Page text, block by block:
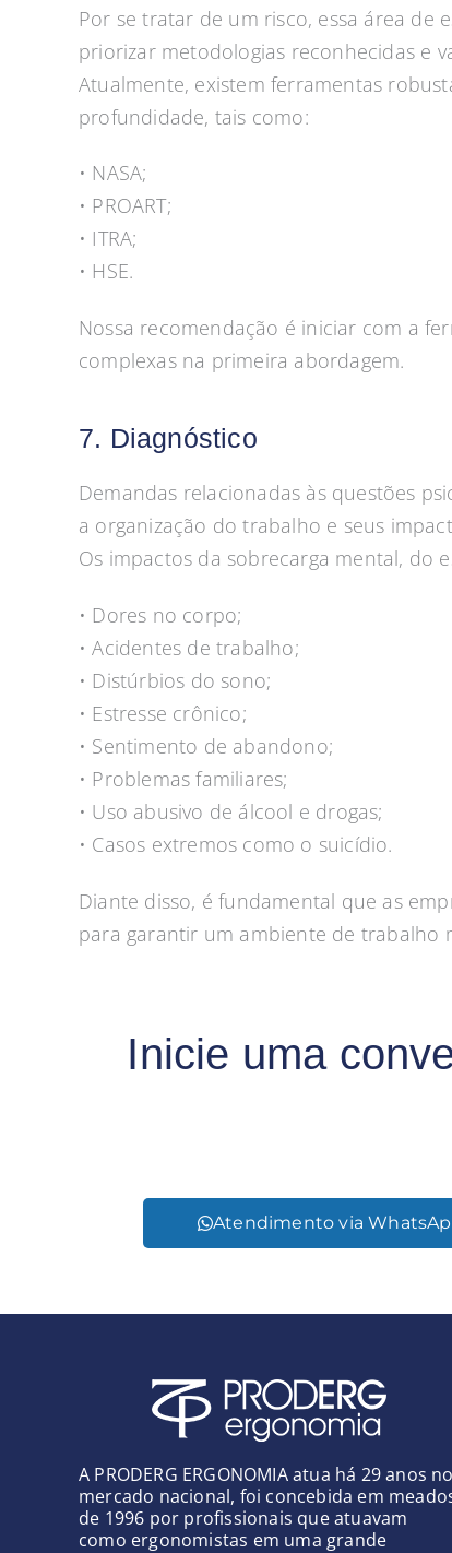
Por se tratar de um risco, essa área de
priorizar metodologias reconhecidas e
Atualmente, existem ferramentas
profundidade, tais como:
• NASA;
• PROART;
• ITRA;
• HSE.
Nossa recomendação é iniciar com a
complexas na primeira abordagem.
7. Diagnóstico
Demandas relacionadas às questões
a organização do trabalho e seus
Os impactos da sobrecarga mental, do
• Dores no corpo;
• Acidentes de trabalho;
• Distúrbios do sono;
• Estresse crônico;
• Sentimento de abandono;
• Problemas familiares;
• Uso abusivo de álcool e drogas;
• Casos extremos como o suicídio.
Diante disso, é fundamental que as
para garantir um ambiente de trabalho
Inicie uma
Atendimento via
A PRODERG ERGONOMIA atua há 29 anos no
mercado nacional, foi concebida em
de 1996 por profissionais que atuavam
como ergonomistas em uma grande